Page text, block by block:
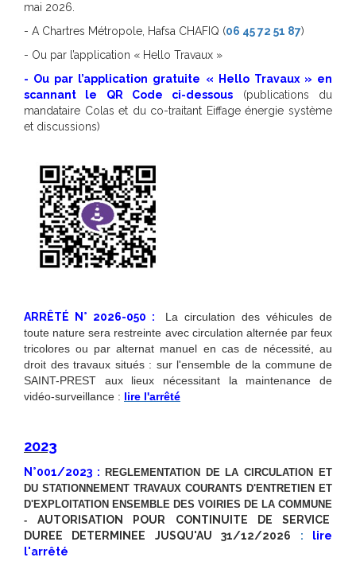
mai 2026.
- A Chartres Métropole, Hafsa CHAFIQ (06 45 72 51 87)
- Ou par l’application « Hello Travaux »
- Ou par l’application gratuite « Hello Travaux » en
scannant le QR Code ci-dessous (publications du
mandataire Colas et du co-traitant Eiffage énergie système
et discussions)
ARRÊTÉ N° 2026-050 : La circulation des véhicules de
toute nature sera restreinte avec circulation alternée par feux
tricolores ou par alternat manuel en cas de nécessité, au
droit des travaux situés : sur l'ensemble de la commune de
SAINT-PREST aux lieux nécessitant la maintenance de
vidéo-surveillance : lire l'arrêté
2023
N°001/2023 : REGLEMENTATION DE LA CIRCULATION ET
DU STATIONNEMENT TRAVAUX COURANTS D'ENTRETIEN ET
D'EXPLOITATION ENSEMBLE DES VOIRIES DE LA COMMUNE
-AUTORISATION POUR CONTINUITE DE SERVICE
DUREE DETERMINEE JUSQU'AU 31/12/2026
:
lire
l'arrêté